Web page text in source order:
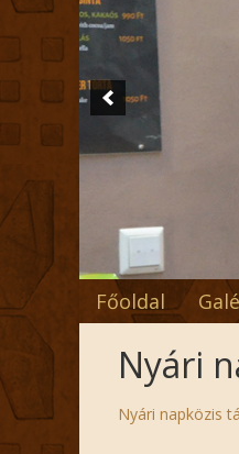
Főoldal
Nyári
Nyári napközis